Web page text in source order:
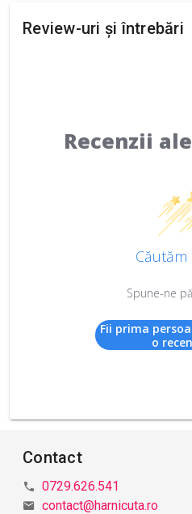
Review-uri și întrebări
Recenzii
Căutăm
Spune-ne
Fii prima
o
Contact
0729.626.541
contact@harnicuta.ro